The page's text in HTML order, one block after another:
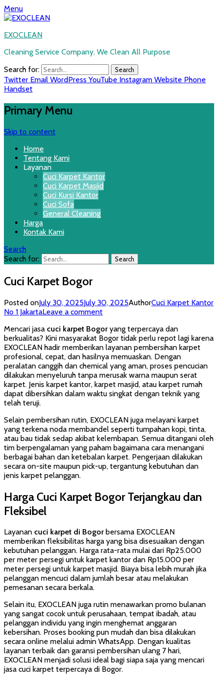
Menu
EXOCLEAN
Cleaning Service Company, We Clean All Purpose
Search for:
Twitter Email WordPress YouTube Instagram Website Phone
Handset
Primary Menu
Skip to content
Home
Tentang Kami
Layanan
Cuci Karpet Kantor
Cuci Karpet Masjid
Cuci Kursi Kantor
Cuci Sofa
General Cleaning
Harga
Kontak Kami
Search
Search for:
Cuci Karpet Bogor
Posted onJuly 30, 2025July 30, 2025AuthorCuci Karpet Kantor
No 1 JakartaLeave a comment
Mencari jasa cuci karpet Bogoryang terpercaya dan
berkualitas? Kini masyarakat Bogor tidak perlu repot lagi karena
EXOCLEAN hadir memberikan layanan pembersihan karpet
profesional, cepat, dan hasilnya memuaskan. Dengan
peralatan canggih dan chemical yang aman, proses pencucian
dilakukan menyeluruh tanpa merusak warna maupun serat
karpet. Jenis karpet kantor, karpet masjid, atau karpet rumah
dapat dibersihkan dalam waktu singkat dengan teknik yang
telah teruji.
Selain pembersihan rutin, EXOCLEAN juga melayani karpet
yang terkena noda membandel seperti tumpahan kopi, tinta,
atau bau tidak sedap akibat kelembapan. Semua ditangani oleh
tim berpengalaman yang paham bagaimana cara menangani
berbagai bahan dan ketebalan karpet. Pengerjaan dilakukan
secara on-site maupun pick-up, tergantung kebutuhan dan
jenis karpet pelanggan.
Harga Cuci Karpet Bogor Terjangkau dan
Fleksibel
Layanan cuci karpet di Bogorbersama EXOCLEAN
memberikan fleksibilitas harga yang bisa disesuaikan dengan
kebutuhan pelanggan. Harga rata-rata mulai dari Rp25.000
per meter persegi untuk karpet kantor dan Rp15.000 per
meter persegi untuk karpet masjid. Biaya bisa lebih murah jika
pelanggan mencuci dalam jumlah besar atau melakukan
pemesanan secara berkala.
Selain itu, EXOCLEAN juga rutin menawarkan promo bulanan
yang sangat cocok untuk perusahaan, tempat ibadah, atau
pelanggan individu yang ingin menghemat anggaran
kebersihan. Proses booking pun mudah dan bisa dilakukan
secara online melalui admin WhatsApp. Dengan kualitas
layanan terbaik dan garansi pembersihan ulang 7 hari,
EXOCLEAN menjadi solusi ideal bagi siapa saja yang mencari
jasa cuci karpet terpercaya di Bogor.